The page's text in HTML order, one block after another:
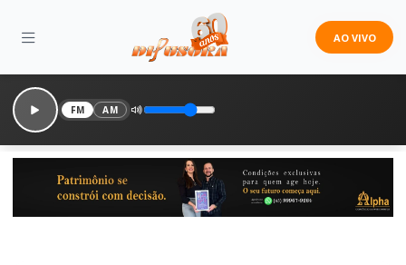
AO VIVO
FM AM